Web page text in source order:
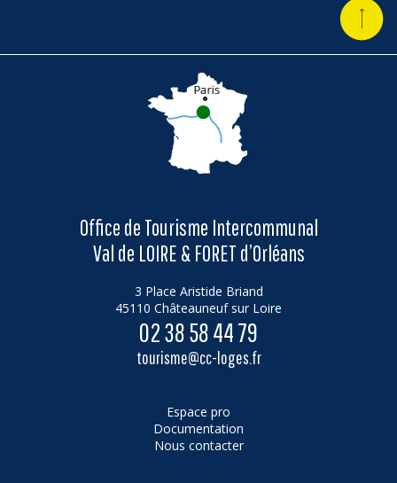
Office de Tourisme Intercommunal
Val de LOIRE & FORET d’Orléans
3 Place Aristide Briand
45110 Châteauneuf sur Loire
02 38 58 44 79
tourisme@cc-loges.fr
Espace pro
Documentation
Nous contacter